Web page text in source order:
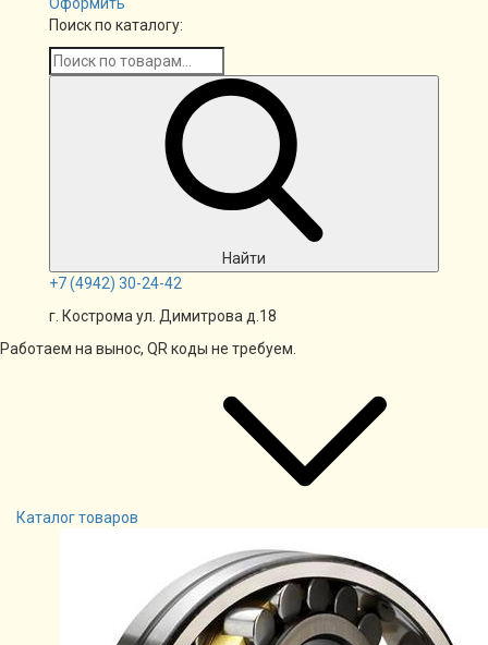
Поиск по каталогу:
Найти
+7(4942) 30-24-42
г. Кострома ул. Димитрова д.18
Работаем на вынос, QR коды не требуем.
Каталог товаров